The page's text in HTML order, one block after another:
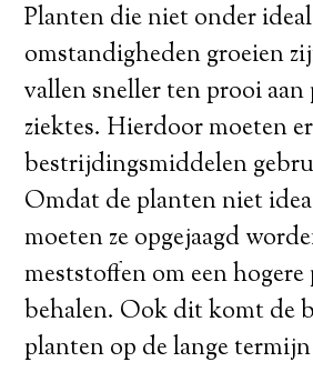
Planten die niet onder
omstandigheden groeien
vallen sneller ten prooi aan
ziektes. Hierdoor moeten
bestrijdingsmiddelen
Omdat de planten niet
moeten ze opgejaagd
meststoffen om een
behalen. Ook dit komt de
planten op de lange